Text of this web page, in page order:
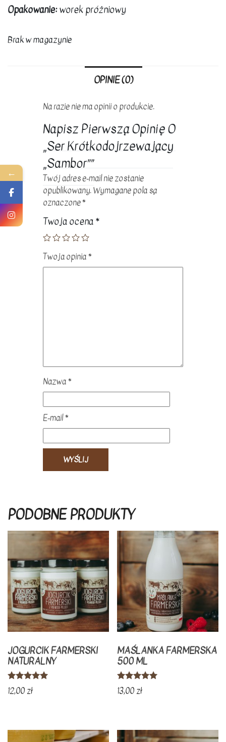
Opakowanie:worek próżniowy
Brak w magazynie
OPINIE (0)
Na razie nie ma opinii o produkcie.
Napisz Pierwszą Opinię O
„Ser Krótkodojrzewający
„Sambor””
Twój adres e-mail nie zostanie
opublikowany.Wymagane pola są
oznaczone*
Twoja ocena*
Twoja opinia*
Nazwa*
E-mail*
PODOBNE PRODUKTY
JOGURCIK FARMERSKI
NATURALNY
Oceniono
5.00
12,00zł
MAŚLANKA FARMERSKA
500 ML
Oceniono
5.00
13,00zł
←